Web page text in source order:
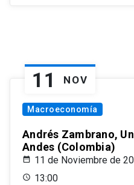
11 NOV
Macroeconomía
Andrés Zambrano,
Andes (Colombia)
11 de Noviembre de
13:00